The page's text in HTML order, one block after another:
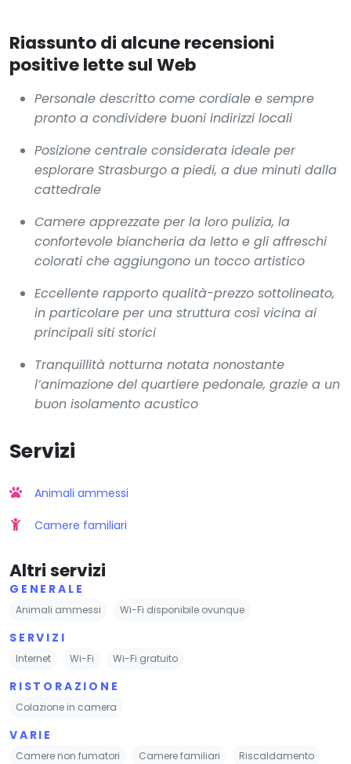
Riassunto di alcune recensioni
positive lette sul Web
Personale descritto come cordiale e sempre
pronto a condividere buoni indirizzi locali
Posizione centrale considerata ideale per
esplorare Strasburgo a piedi, a due minuti dalla
cattedrale
Camere apprezzate per la loro pulizia, la
confortevole biancheria da letto e gli affreschi
colorati che aggiungono un tocco artistico
Eccellente rapporto qualità-prezzo sottolineato,
in particolare per una struttura così vicina ai
principali siti storici
Tranquillità notturna notata nonostante
l’animazione del quartiere pedonale, grazie a un
buon isolamento acustico
Servizi
Animali ammessi
Camere familiari
Altri servizi
GENERALE
Animali ammessi Wi-Fi disponibile ovunque
SERVIZI
Internet Wi-Fi Wi-Fi gratuito
RISTORAZIONE
Colazione in camera
VARIE
Camere non fumatori Camere familiari Riscaldamento